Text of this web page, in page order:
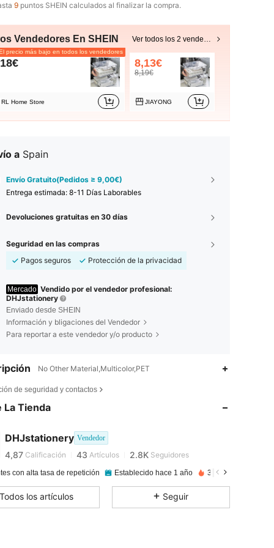
9 puntos SHEIN calculados al finalizar la compra.
Vendedores En SHEIN Ver todos los 2 vendedores
precio más bajo en todos los vendedores
RL Home Store
8,13€
8,19€
JIAYONG
a Spain
Envío Gratuito(Pedidos ≥ 9,00€)
Entrega estimada: 8-11 Días Laborables
Devoluciones gratuitas en 30 días
Seguridad en las compras
Pagos seguros
Protección de la privacidad
Mercado Vendido por el vendedor profesional:
DHJstationery
Enviado desde SHEIN
Información y bligaciones del Vendedor
Para reportar a este vendedor y/o producto
No Other Material,Multicolor,PET
de seguridad y contactos
La Tienda
DHJstationery Vendedor
4,87 Calificación 43 Artículos 2.8K Seguidores
4,87
con alta tasa de repetición Establecido hace 1 año 33K+ Vendido
Todos los artículos Seguir